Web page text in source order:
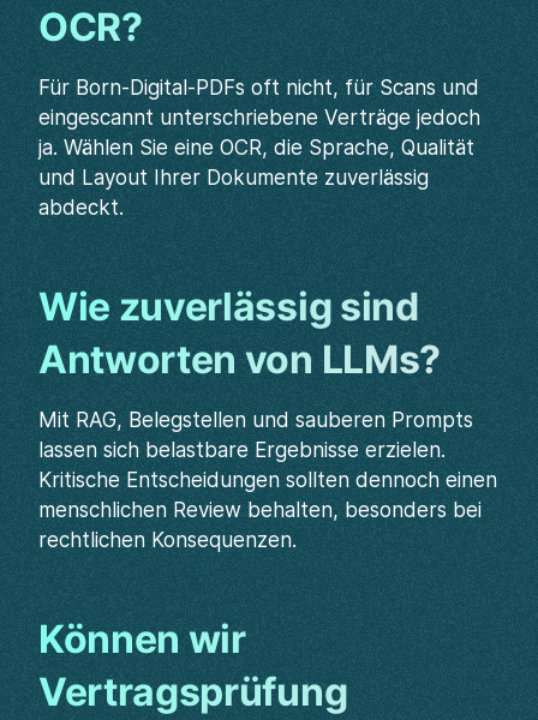
OCR?
Für Born-Digital-PDFs oft nicht, für Scans und
eingescannt unterschriebene Verträge jedoch
ja. Wählen Sie eine OCR, die Sprache, Qualität
und Layout Ihrer Dokumente zuverlässig
abdeckt.
Wie zuverlässig sind
Antworten von LLMs?
Mit RAG, Belegstellen und sauberen Prompts
lassen sich belastbare Ergebnisse erzielen.
Kritische Entscheidungen sollten dennoch einen
menschlichen Review behalten, besonders bei
rechtlichen Konsequenzen.
Können wir
Vertragsprüfung